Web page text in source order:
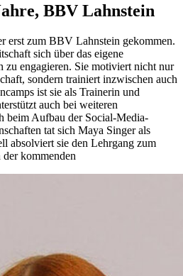
BBV Lahnstein
erst zum BBV Lahnstein gekommen.
sich über das eigene
zu engagieren. Sie motiviert nicht nur
sondern trainiert inzwischen auch
ist sie als Trainerin und
auch bei weiteren
beim Aufbau der Social-Media-
tat sich Maya Singer als
absolviert sie den Lehrgang zum
kommenden